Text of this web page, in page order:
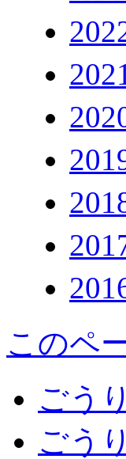
このペ
ごう
ごう